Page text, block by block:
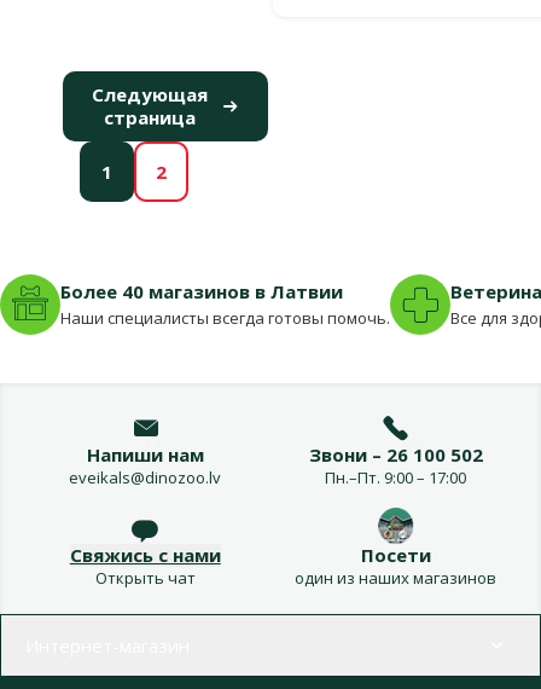
1 2
Следующая
страница
Более 40 магазинов в Латвии
Наши специалисты всегда готовы помочь. Все для
Напиши нам
eveikals@dinozoo.lv
Звони – 26 100 502
Пн.–Пт. 9:00 – 17:00
Свяжись с нами
Открыть чат
Посети
один из наших магазинов